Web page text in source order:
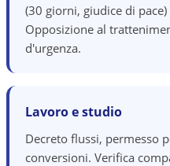
(30 giorni, giudice di
Opposizione al
d'urgenza.
Lavoro e studio
Decreto flussi, permesso
conversioni. Verifica